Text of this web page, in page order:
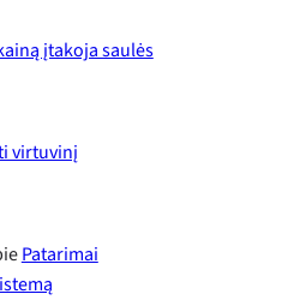
įtakoja saulės
virtuvinį
Patarimai